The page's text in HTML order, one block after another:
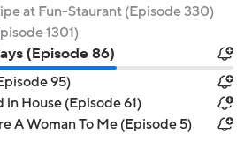
at Fun-Staurant (Episode 330)
1301)
(Episode 86)
95)
House (Episode 61)
A Woman To Me (Episode 5)